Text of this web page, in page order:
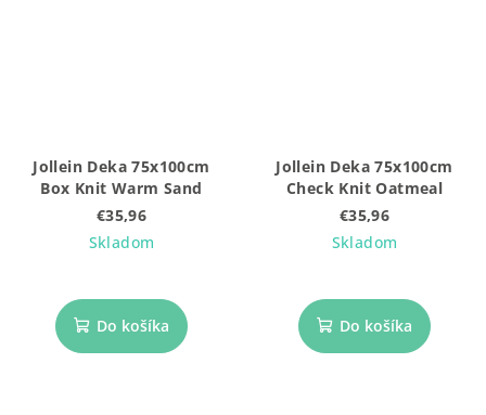
Jollein Deka 75x100cm
Box Knit Warm Sand
€35,96
Skladom
Do košíka
Jollein Deka 75x100cm
Check Knit Oatmeal
€35,96
Skladom
Do košíka